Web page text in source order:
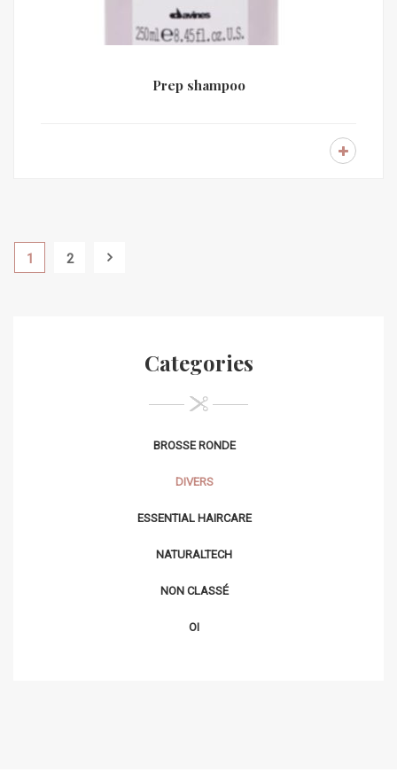
Prep shampoo
1 2
Categories
BROSSE RONDE
DIVERS
ESSENTIAL HAIRCARE
NATURALTECH
NON CLASSÉ
OI